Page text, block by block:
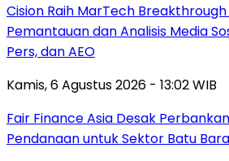
Cision Raih MarTech
Pemantauan dan Analisis Media
Pers, dan AEO
Kamis, 6 Agustus 2026 - 13:02 WIB
Fair Finance Asia Desak
Pendanaan untuk Sektor Batu Bara